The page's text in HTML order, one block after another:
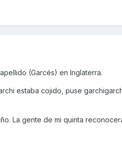
(Garcés) en Inglaterra.
estaba cojido, puse
La gente de mi quinta